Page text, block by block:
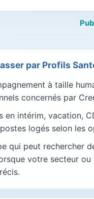
par Profils
à taille
concernés par
en intérim, vacation,
logés selon les
qui peut rechercher
votre secteur